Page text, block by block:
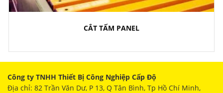
CẮT TẤM PANEL
Công ty TNHH Thiết Bị Công Nghiệp Cấp Độ
Địa chỉ: 82 Trần Văn Dư, P 13, Q Tân Bình, Tp Hồ Chí Minh,